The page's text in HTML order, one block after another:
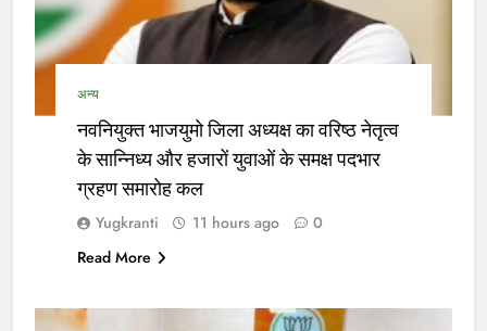
अन्य
नवनियुक्त भाजयुमो जिला अध्यक्ष का वरिष्ठ नेतृत्व
के सान्निध्य और हजारों युवाओं के समक्ष पदभार
ग्रहण समारोह कल
Yugkranti 11 hours ago
0
Read More